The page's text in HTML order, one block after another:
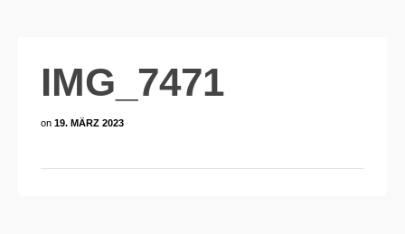
IMG_7471
on 19. MÄRZ 2023